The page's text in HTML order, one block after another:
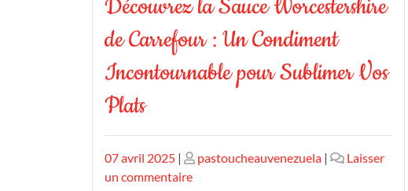
Découvrez la Sauce Worcestershire
de Carrefour : Un Condiment
Incontournable pour Sublimer Vos
Plats
Publié
le
07 avril 2025 | Publié
le
pastoucheauvenezuela |
Laisser
un commentairesur